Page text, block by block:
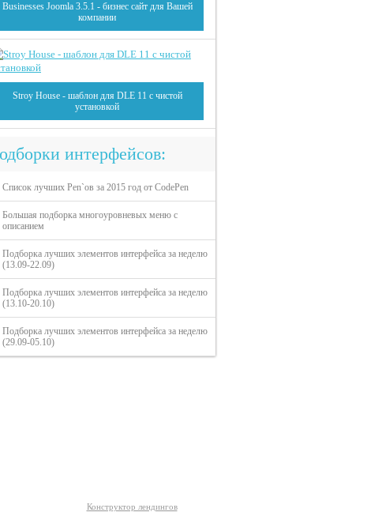
Businesses Joomla 3.5.1 - бизнес сайт для Вашей
компании
Stroy House - шаблон для DLE 11 с чистой
установкой
интерфейсов:
Список лучших Pen`ов за 2015 год от CodePen
Большая подборка многоуровневых меню с
описанием
Подборка лучших элементов интерфейса за неделю
(13.09-22.09)
Подборка лучших элементов интерфейса за неделю
(13.10-20.10)
Подборка лучших элементов интерфейса за неделю
(29.09-05.10)
Конструктор лендингов